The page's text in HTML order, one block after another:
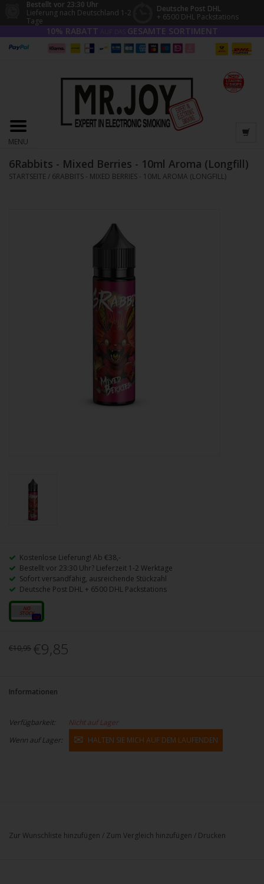
Bestellt vor 23:30 Uhr
Lieferung nach Deutschland 1-2
Tage
Deutsche Post DHL
+ 6500 DHL Packstations
10% RABATT GESAMTE SORTIMENT
MENU
6Rabbits - Mixed Berries - 10ml Aroma (Longfill)
STARTSEITE / 6RABBITS - MIXED BERRIES - 10ML AROMA (LONGFILL)
Kostenlose Lieferung! Ab €38,-
Bestellt vor 23:30 Uhr? Lieferzeit 1-2 Werktage
Sofort versandfähig, ausreichende Stückzahl
Deutsche Post DHL + 6500 DHL Packstations
10ml
0x
€10,95 €9,85
Informationen
Verfügbarkeit:
Nicht auf Lager
Wenn auf Lager:
HALTEN SIE MICH AUF DEM LAUFENDEN
Zur Wunschliste hinzufügen / Zum Vergleich hinzufügen / Drucken